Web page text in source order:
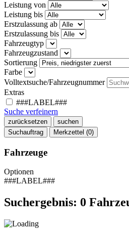
Leistung von
Leistung bis
Erstzulassung ab
Erstzulassung bis
Fahrzeugtyp
Fahrzeugzustand
Sortierung
Farbe
Volltextsuche/Fahrzeugnummer
Extras
###LABEL###
Suche verfeinern
zurücksetzen
suchen
Suchauftrag
Merkzettel (0)
Fahrzeuge
Optionen
###LABEL###
Suchergebnis: 0